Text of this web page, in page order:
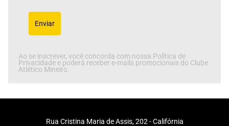
Enviar
Ao se inscrever, você concorda com nossa Política de
Privacidade e poderá receber e-mails promocionais do Clube
Atlético Mineiro.
Rua Cristina Maria de Assis, 202 - Califórnia